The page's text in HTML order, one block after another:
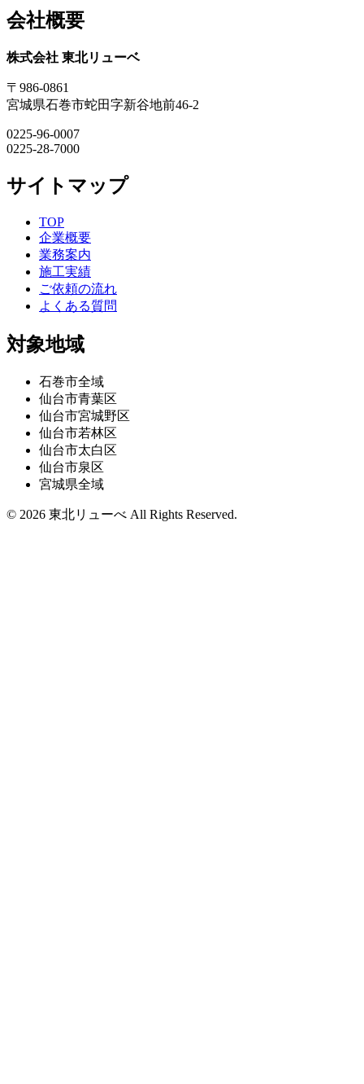
会社概要
株式会社 東北リューベ
〒986-0861
宮城県石巻市蛇田字新谷地前46-2
0225-96-0007
0225-28-7000
サイトマップ
TOP
企業概要
業務案内
施工実績
ご依頼の流れ
よくある質問
対象地域
石巻市全域
仙台市青葉区
仙台市宮城野区
仙台市若林区
仙台市太白区
仙台市泉区
宮城県全域
© 2026 東北リューべ All Rights Reserved.